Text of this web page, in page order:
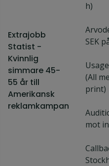
Extrajobb
Statist -
Kvinnlig
simmare 45-
55 år till
Amerikansk
reklamkampan
h)
SEK
(All
print)
mot